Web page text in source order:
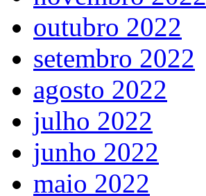
outubro 2022
setembro 2022
agosto 2022
julho 2022
junho 2022
maio 2022